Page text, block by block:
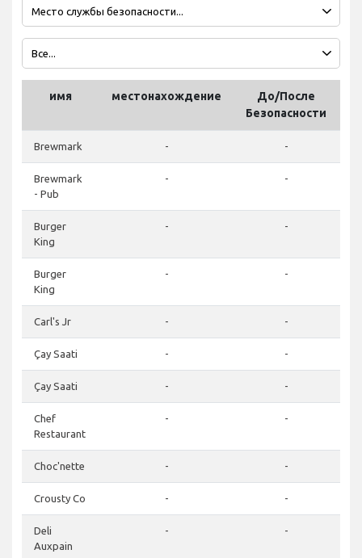
имя местонахождение
До/После
Безопасности
Brewmark - -
Brewmark
- Pub
- -
Burger
King
- -
Burger
King
- -
Carl's Jr - -
Çay Saati - -
Çay Saati - -
Chef
Restaurant
- -
Choc'nette - -
Crousty Co - -
Deli
Auxpain
- -